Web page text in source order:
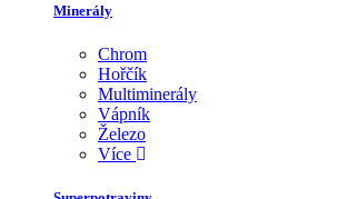
Minerály
Chrom
Hořčík
Multiminerály
Vápník
Železo
Více